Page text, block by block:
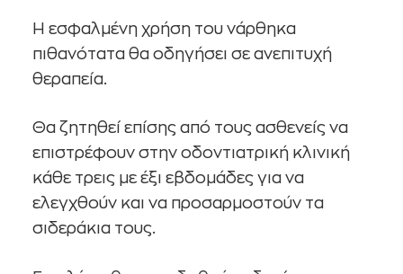
Η εσφαλμένη χρήση του νάρθηκα
πιθανότατα θα οδηγήσει σε ανεπιτυχή
θεραπεία.
Θα ζητηθεί επίσης από τους ασθενείς να
επιστρέφουν στην οδοντιατρική κλινική
κάθε τρεις με έξι εβδομάδες για να
ελεγχθούν και να προσαρμοστούν τα
σιδεράκια τους.